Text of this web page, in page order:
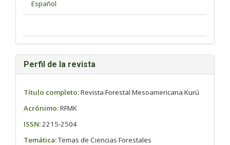
Perfil de la revista
Título completo:Revista Forestal Mesoamericana Kurú
Acrónimo:RFMK
ISSN:2215-2504
Temática:Temas de Ciencias Forestales